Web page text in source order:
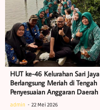
HUT ke-46 Kelurahan Sari Jaya
Berlangsung Meriah di Tengah
Penyesuaian Anggaran Daerah
admin 22 Mei 2026